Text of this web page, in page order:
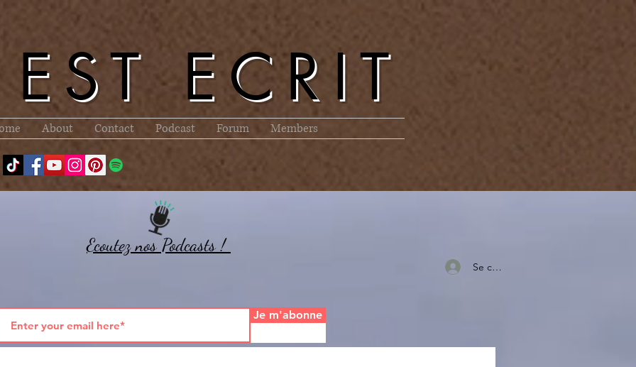
ECRIT
About Contact Podcast Forum Members
Ecoutez nos Podcasts !
Se connecter
Je m'abonne